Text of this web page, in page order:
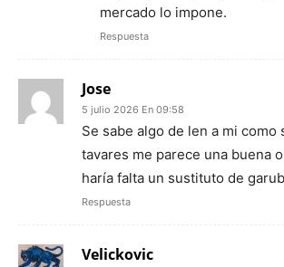
mercado lo impone.
Respuesta
Jose
5 julio 2026 En 09:58
Se sabe algo de len a mi como
tavares me parece una buena
haría falta un sustituto de
Respuesta
Velickovic